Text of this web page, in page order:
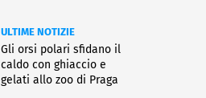
ULTIME NOTIZIE
Gli orsi polari sfidano il
caldo con ghiaccio e
gelati allo zoo di Praga